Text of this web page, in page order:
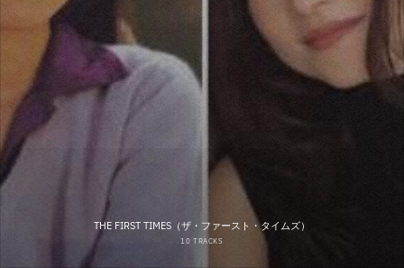
THE FIRST TIMES（ザ・ファースト・タイムズ）
10 TRACKS